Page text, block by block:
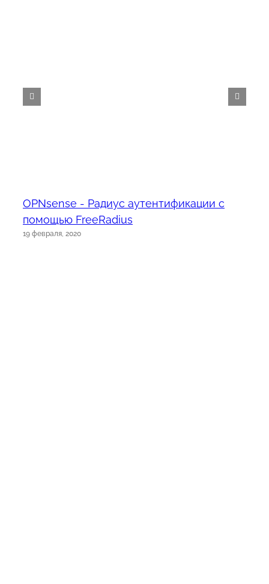
OPNsense - Радиус аутентификации с
помощью FreeRadius
19 февраля, 2020